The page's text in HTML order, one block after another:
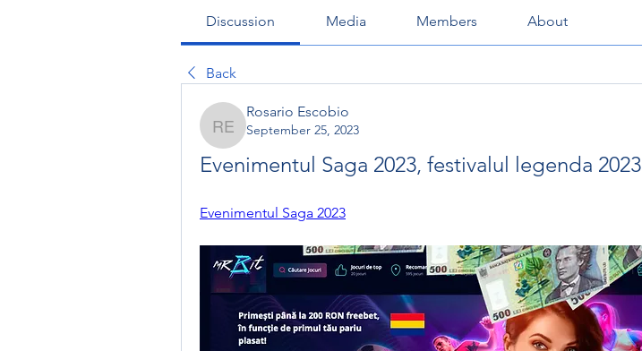
Discussion Media Members About
Back
Rosario Escobio
Rosario Escobio
September 25, 2023
Evenimentul Saga 2023, festivalul legenda 2023
Evenimentul Saga 2023